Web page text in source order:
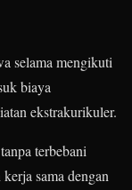
selama mengikuti
biaya
ekstrakurikuler.
terbebani
sama dengan